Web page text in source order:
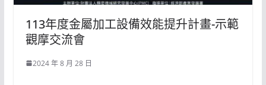
113年度金屬加工設備效能提升計畫-示範
觀摩交流會
2024 年 8 月 28 日